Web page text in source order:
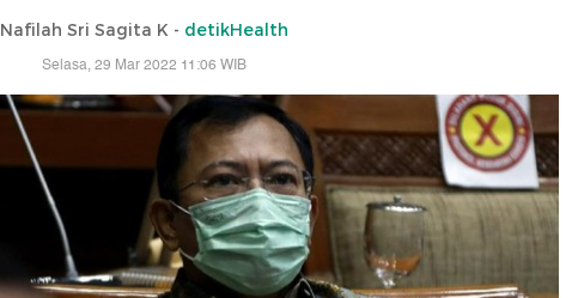
Nafilah Sri Sagita K - detikHealth
Selasa, 29 Mar 2022 11:06 WIB